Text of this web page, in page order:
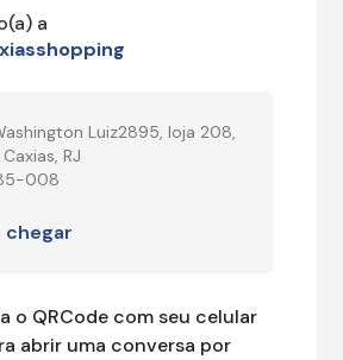
a
Luiz2895, loja 208,
RJ
008
chegar
o QRCode com seu celular
abrir uma conversa por